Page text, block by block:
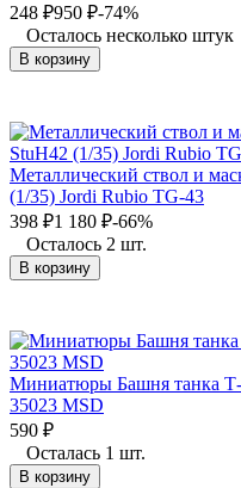
248 ₽950 ₽-74%
Осталось несколько штук
В корзину
Металлический ствол и
(1/35) Jordi Rubio TG-43
398 ₽1 180 ₽-66%
Осталось 2 шт.
В корзину
Миниатюры Башня танка Т-
35023 MSD
590 ₽
Осталась 1 шт.
В корзину